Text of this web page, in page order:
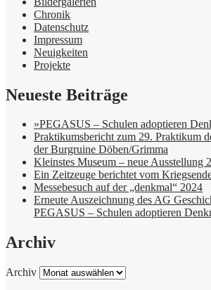
Chronik
Datenschutz
Impressum
Neuigkeiten
Projekte
Neueste Beiträge
»PEGASUS – Schulen adoptieren
Praktikumsbericht zum 29. Praktikum
der Burgruine Döben/Grimma
Kleinstes Museum – neue Ausstellung
Ein Zeitzeuge berichtet vom
Messebesuch auf der „denkmal“ 2024
Erneute Auszeichnung des AG
PEGASUS – Schulen adoptieren
Archiv
Archiv